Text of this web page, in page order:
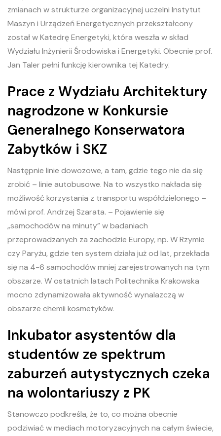
zmianach w strukturze organizacyjnej uczelni Instytut
Maszyn i Urządzeń Energetycznych przekształcony
został w Katedrę Energetyki, która weszła w skład
Wydziału Inżynierii Środowiska i Energetyki. Obecnie prof.
Jan Taler pełni funkcję kierownika tej Katedry.
Prace z Wydziału Architektury
nagrodzone w Konkursie
Generalnego Konserwatora
Zabytków i SKZ
Następnie linie dowozowe, a tam, gdzie tego nie da się
zrobić – linie autobusowe. Na to wszystko nakłada się
możliwość korzystania z transportu współdzielonego –
mówi prof. Andrzej Szarata. – Pojawienie się
„samochodów na minuty” w badaniach
przeprowadzanych za zachodzie Europy, np. W Rzymie
czy Paryżu, gdzie ten system działa już od lat, przekłada
się na 4-6 samochodów mniej zarejestrowanych na tym
obszarze. W ostatnich latach Politechnika Krakowska
mocno zdynamizowała aktywność wynalazczą w
obszarze chemii kosmetyków.
Inkubator asystentów dla
studentów ze spektrum
zaburzeń autystycznych czeka
na wolontariuszy z PK
Stanowczo podkreśla, że to, co można obecnie
podziwiać w mediach motoryzacyjnych na całym świecie,